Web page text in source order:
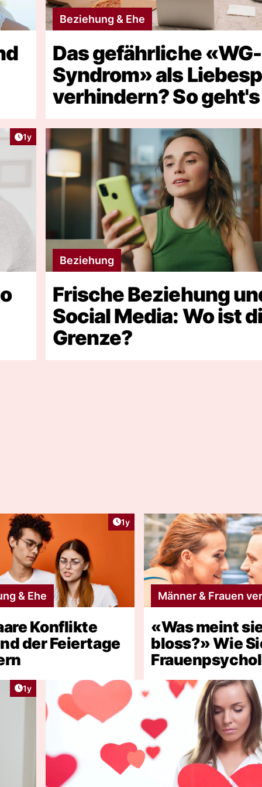
Beziehung & Ehe
Das gefährliche «WG-
Syndrom» als
verhindern? So geht's
Artikel veröffentlicht:
1y
Beziehung
Frische Beziehung
Social Media: Wo ist
Grenze?
Artikel veröffentlicht:
1y
& Ehe
Konflikte
der Feiertage
Männer & Frauen
«Was meint
bloss?» Wie
verstehen
Artikel veröffentlicht:
1y